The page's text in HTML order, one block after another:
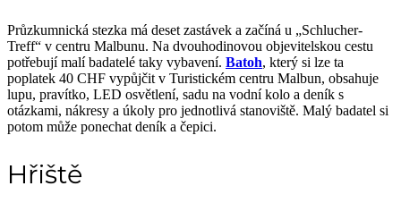
Průzkumnická stezka má deset zastávek a začíná u „Schlucher-
Treff“ v centru Malbunu. Na dvouhodinovou objevitelskou cestu
potřebují malí badatelé taky vybavení. Batoh, který si lze ta
poplatek 40 CHF vypůjčit v Turistickém centru Malbun, obsahuje
lupu, pravítko, LED osvětlení, sadu na vodní kolo a deník s
otázkami, nákresy a úkoly pro jednotlivá stanoviště. Malý badatel si
potom může ponechat deník a čepici.
Hřiště